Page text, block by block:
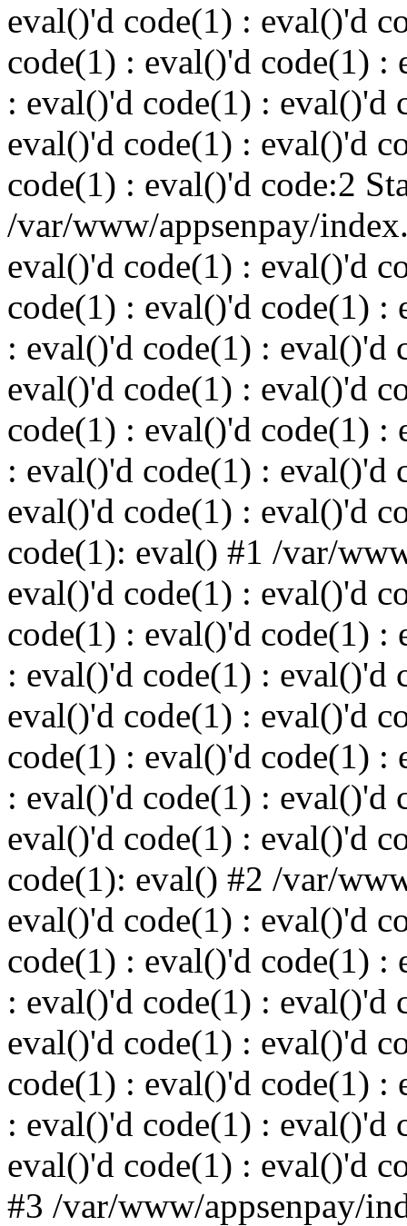
eval()'d code(1) : eval()'d
code(1) : eval()'d code(1) :
: eval()'d code(1) : eval()'d
eval()'d code(1) : eval()'d
code(1) : eval()'d code:2
/var/www/appsenpay/
eval()'d code(1) : eval()'d
code(1) : eval()'d code(1) :
: eval()'d code(1) : eval()'d
eval()'d code(1) : eval()'d
code(1) : eval()'d code(1) :
: eval()'d code(1) : eval()'d
eval()'d code(1) : eval()'d
code(1): eval() #1 /var/
eval()'d code(1) : eval()'d
code(1) : eval()'d code(1) :
: eval()'d code(1) : eval()'d
eval()'d code(1) : eval()'d
code(1) : eval()'d code(1) :
: eval()'d code(1) : eval()'d
eval()'d code(1) : eval()'d
code(1): eval() #2 /var/
eval()'d code(1) : eval()'d
code(1) : eval()'d code(1) :
: eval()'d code(1) : eval()'d
eval()'d code(1) : eval()'d
code(1) : eval()'d code(1) :
: eval()'d code(1) : eval()'d
eval()'d code(1) : eval()'d
#3 /var/www/appsenpay/